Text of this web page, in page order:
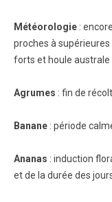
Météorologie :
proches à
forts et houle australe
Agrumes : fin de
Banane : période
Ananas : induction
et de la durée des